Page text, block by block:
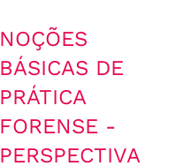
NOÇÕES
BÁSICAS DE
PRÁTICA
FORENSE -
PERSPECTIVA